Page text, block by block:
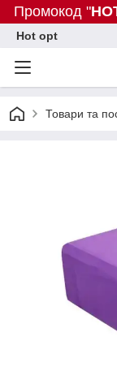
Промокод "
Hot opt
Товари та